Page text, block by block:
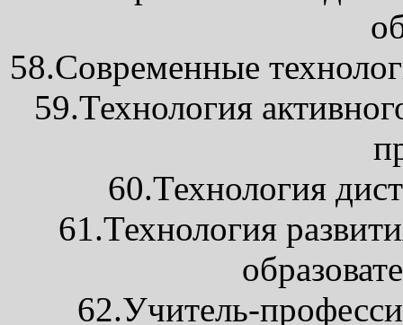
58.Современные
59.Технология
60.Технология
61.Технология
62.Учитель-